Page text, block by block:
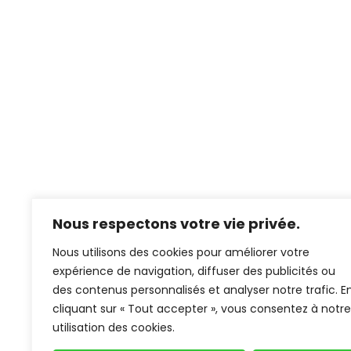
Nous respectons votre vie privée.
Nous utilisons des cookies pour améliorer votre
expérience de navigation, diffuser des publicités ou
des contenus personnalisés et analyser notre trafic.
cliquant sur « Tout accepter », vous consentez à notre
utilisation des cookies.